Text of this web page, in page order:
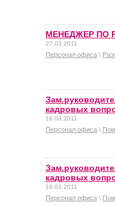
МЕНЕДЖЕР ПО
27.03.2011
Персонал офиса \
кадровых
16.03.2011
Персонал офиса \
кадровых
16.03.2011
Персонал офиса \